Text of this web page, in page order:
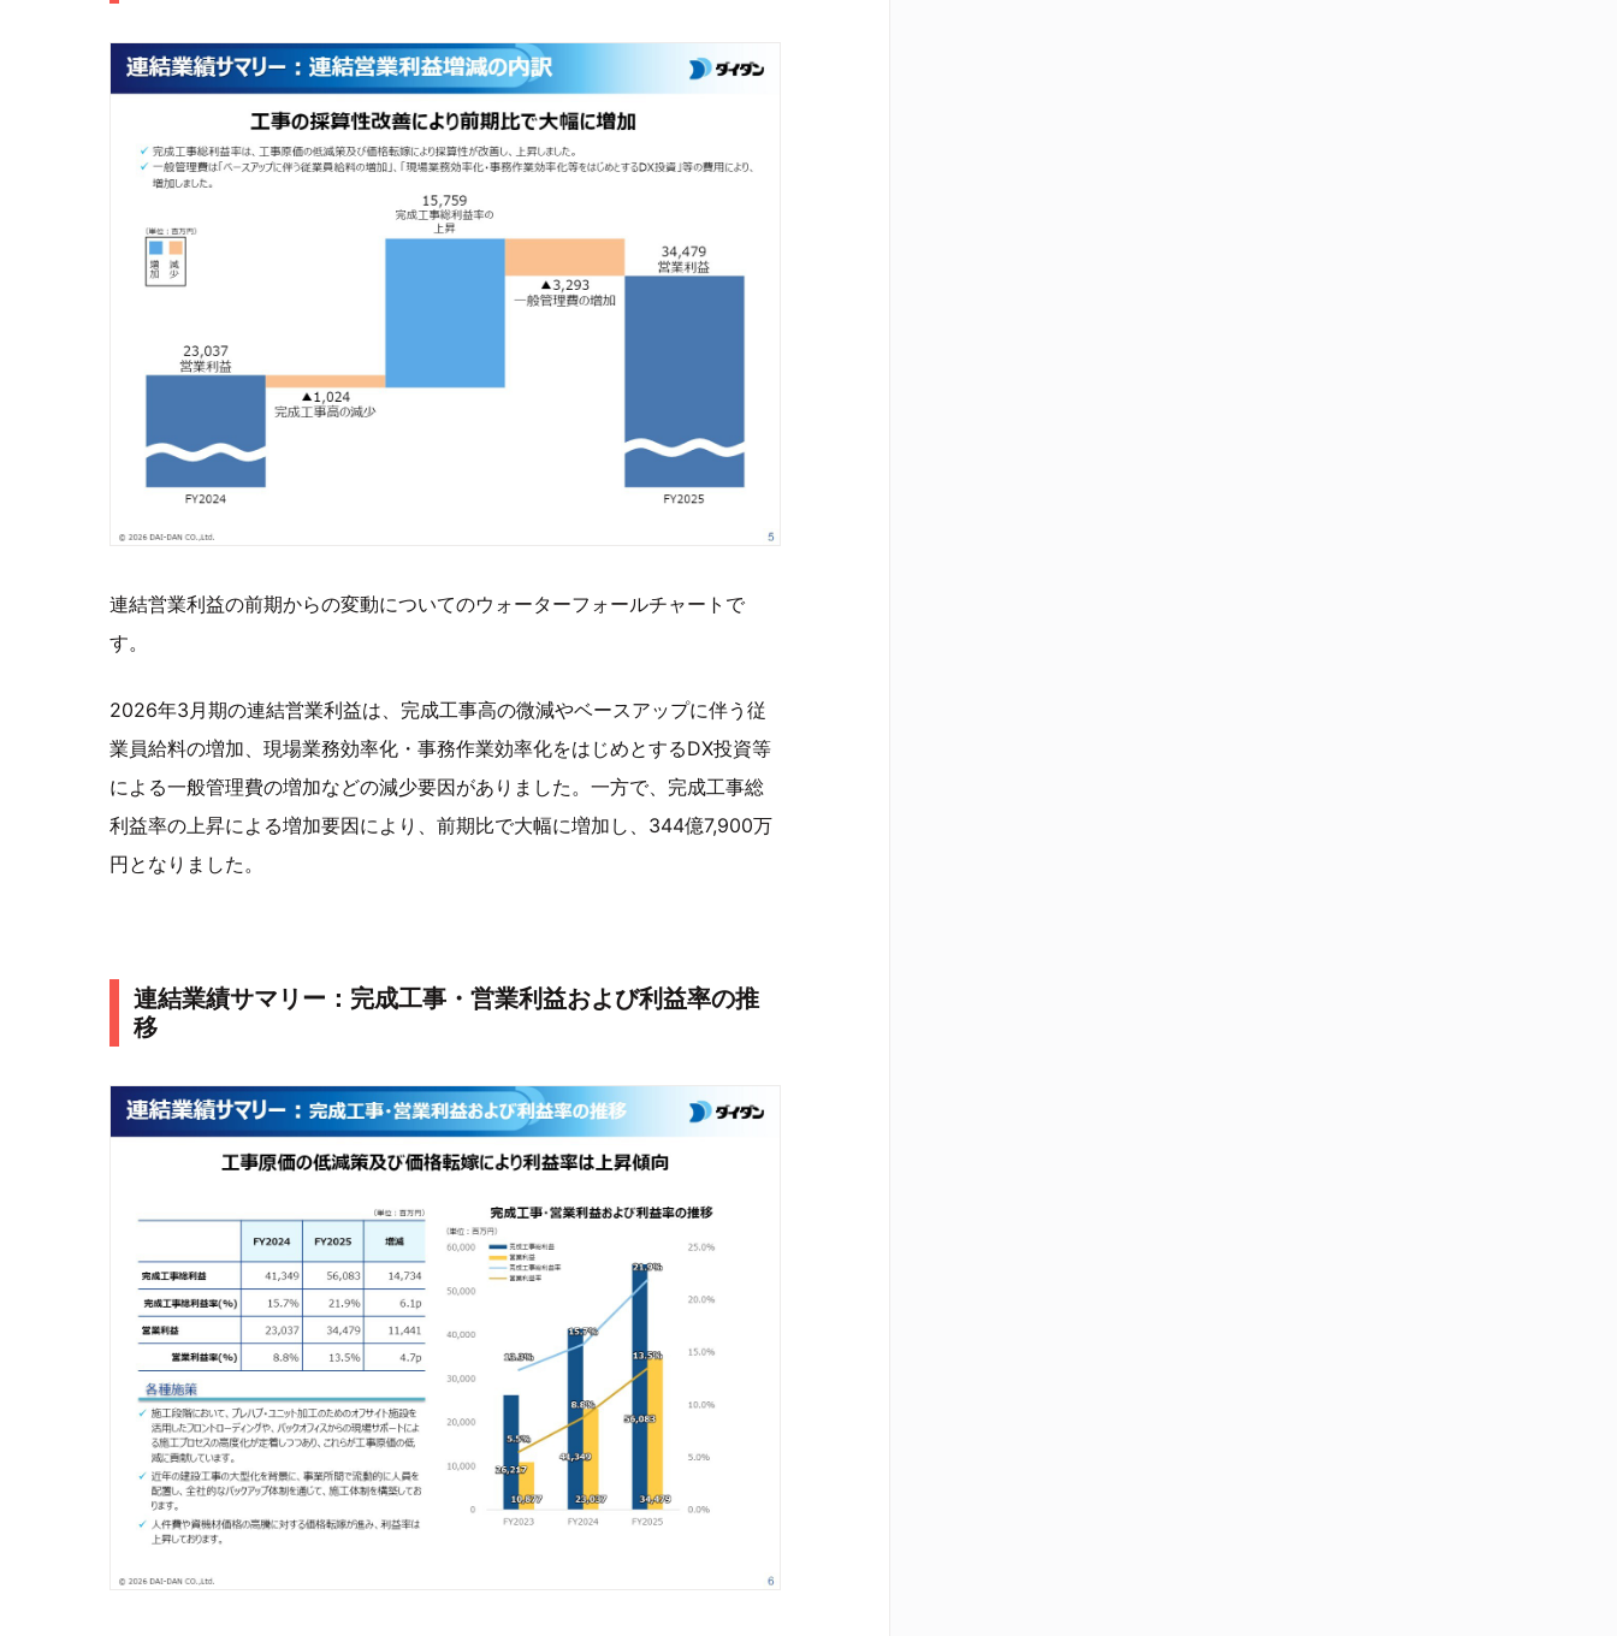
連結営業利益の前期からの変動についてのウォーターフォールチャートで
す。
2026年3月期の連結営業利益は、完成工事高の微減やベースアップに伴う従
業員給料の増加、現場業務効率化・事務作業効率化をはじめとするDX投資等
による一般管理費の増加などの減少要因がありました。一方で、完成工事総
利益率の上昇による増加要因により、前期比で大幅に増加し、344億7,900万
円となりました。
連結業績サマリー：完成工事・営業利益および利益率の推
移